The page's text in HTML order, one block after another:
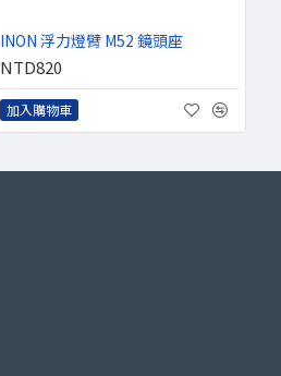
INON 浮力燈臂 M52 鏡頭座
NTD820
加入購物車